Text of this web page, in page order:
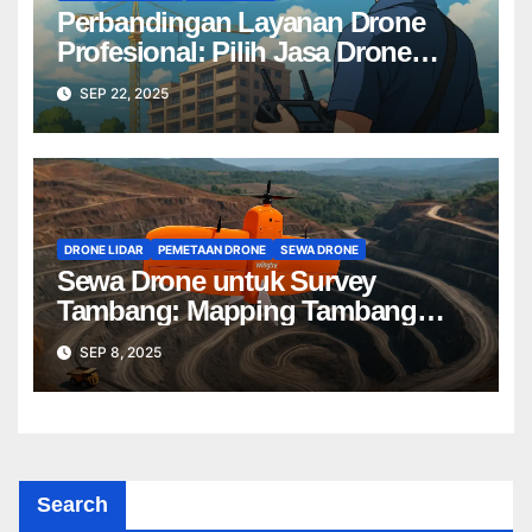
Perbandingan Layanan Drone
Profesional: Pilih Jasa Drone
Terbaik untuk Proyek Anda
SEP 22, 2025
DRONE LIDAR PEMETAAN DRONE SEWA DRONE
Sewa Drone untuk Survey
Tambang: Mapping Tambang
Profesional Lebih Cepat & Akurat
SEP 8, 2025
Search